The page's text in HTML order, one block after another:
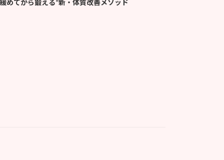
めてから鍛える”新・体質改善メソッド